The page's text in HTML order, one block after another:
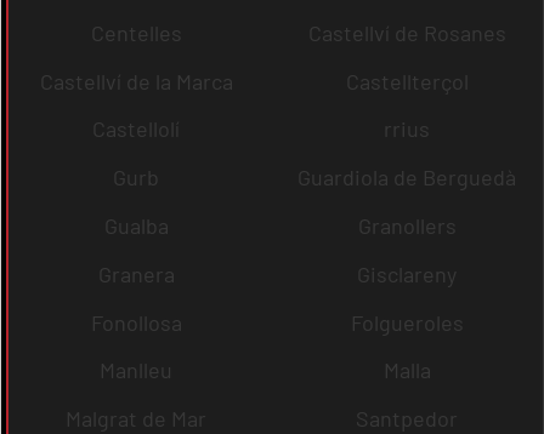
Centelles
Castellví de Rosanes
Castellví de la Marca
Castellterçol
Castellolí
rrius
Gurb
Guardiola de Berguedà
Gualba
Granollers
Granera
Gisclareny
Fonollosa
Folgueroles
Manlleu
Malla
Malgrat de Mar
Santpedor